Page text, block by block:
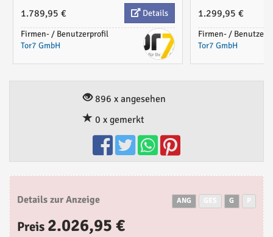
1.789,95 €
Details
Firmen- / Benutzerprofil
Tor7 GmbH
1.299,95 €
Firmen- /
Tor7 GmbH
896 x angesehen
0 x gemerkt
Details zur Anzeige ANG G
Preis 2.026,95 €